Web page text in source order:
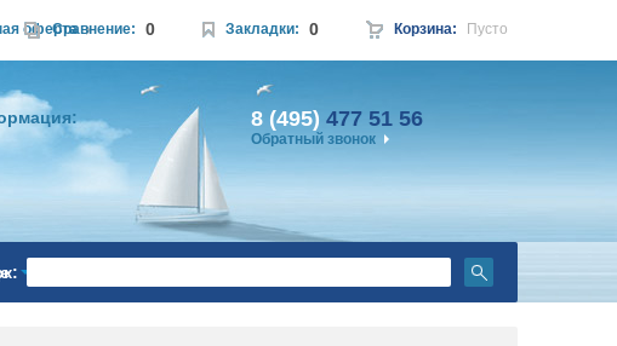
8 (495) 477 51 56
Обратный звонок
оферта Корзина: Пусто
Закладки: 0
Сравнение: 0